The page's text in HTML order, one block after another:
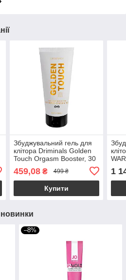
Збуджувальний гель для
клітора Driminals Golden
Touch Orgasm Booster, 30
поколювання
459,08₴ 499 ₴
Купити
1
новинки
–8%